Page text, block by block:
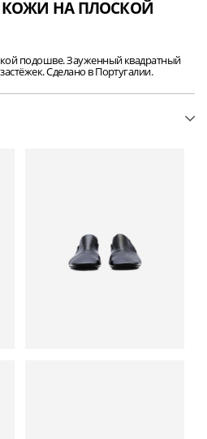
НА ПЛОСКОЙ
подошве. Зауженный квадратный
Сделано в Португалии.
кожа